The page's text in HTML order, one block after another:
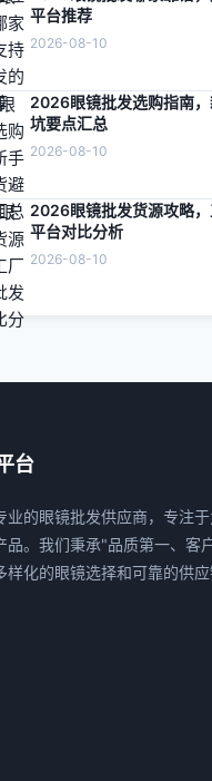
平台推荐
2026-08-10
2026眼镜批发选购指南
坑要点汇总
2026-08-10
2026眼镜批发货源攻略
平台对比分析
2026-08-10
台
业的眼镜批发供应商，专注于
品。我们秉承"品质第一、客
样化的眼镜选择和可靠的供应